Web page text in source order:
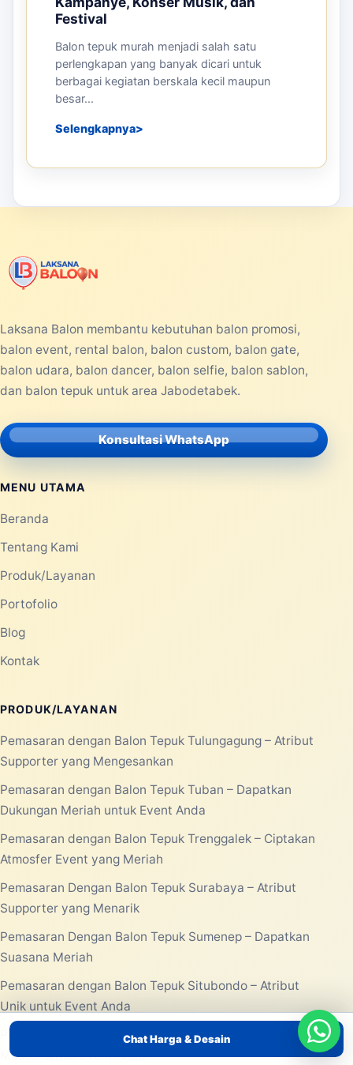
Festival
Balon tepuk murah menjadi salah satu
perlengkapan yang banyak dicari untuk
berbagai kegiatan berskala kecil maupun
besar...
Selengkapnya
Chat Harga & Desain
Laksana Balon membantu kebutuhan balon promosi,
balon event, rental balon, balon custom, balon gate,
balon udara, balon dancer, balon selfie, balon sablon,
dan balon tepuk untuk area Jabodetabek.
Konsultasi WhatsApp
MENU UTAMA
Beranda
Tentang Kami
Produk/Layanan
Portofolio
Blog
Kontak
PRODUK/LAYANAN
Pemasaran dengan Balon Tepuk Tulungagung – Atribut
Supporter yang Mengesankan
Pemasaran dengan Balon Tepuk Tuban – Dapatkan
Dukungan Meriah untuk Event Anda
Pemasaran dengan Balon Tepuk Trenggalek – Ciptakan
Atmosfer Event yang Meriah
Pemasaran Dengan Balon Tepuk Surabaya – Atribut
Supporter yang Menarik
Pemasaran Dengan Balon Tepuk Sumenep – Dapatkan
Suasana Meriah
Pemasaran dengan Balon Tepuk Situbondo – Atribut
Unik untuk Event Anda
Pemasaran dengan Balon Tepuk Sidoarjo – Gimmick
Massal untuk Event Anda